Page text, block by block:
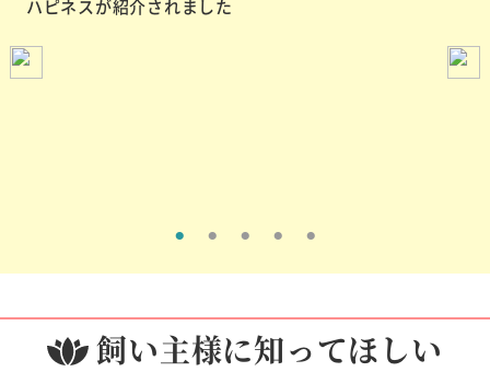
飼い主様に知ってほしい